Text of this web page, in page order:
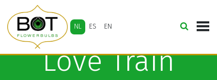
NL ES EN
Love Train